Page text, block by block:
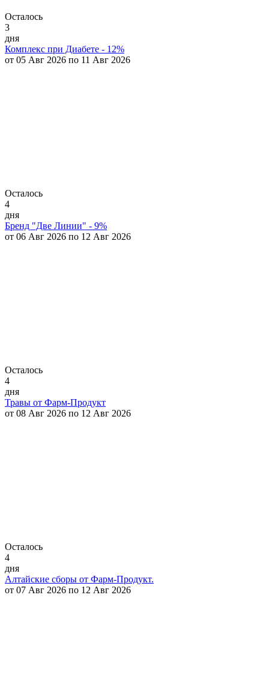
Осталось
3
дня
Комплекс при Диабете - 12%
от 05 Авг 2026 по 11 Авг 2026
Осталось
4
дня
Бренд "Две Линии" - 9%
от 06 Авг 2026 по 12 Авг 2026
Осталось
4
дня
Травы от Фарм-Продукт
от 08 Авг 2026 по 12 Авг 2026
Осталось
4
дня
Алтайские сборы от Фарм-Продукт.
от 07 Авг 2026 по 12 Авг 2026